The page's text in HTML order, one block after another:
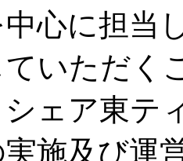
中心に担当
ていただく
シェア東テ
施及び運